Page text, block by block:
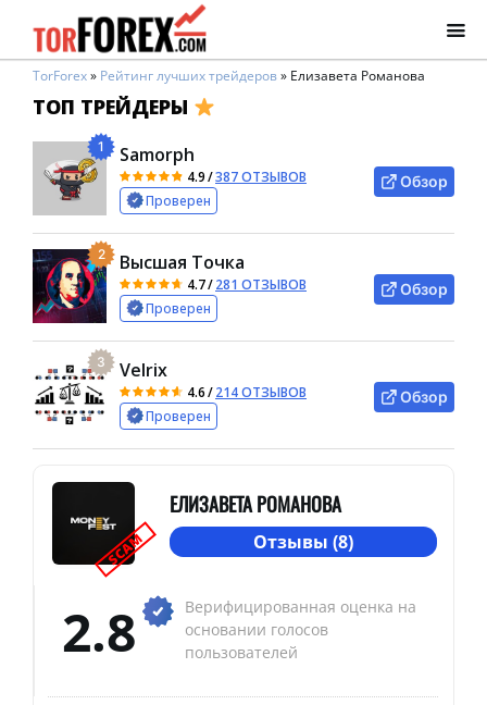
TorForex» Рейтинг лучших трейдеров» Елизавета Романова
ТОП ТРЕЙДЕРЫ
1 Samorph
4.9/387 ОТЗЫВОВ
Проверен
Обзор
2 Высшая Точка
4.7/281 ОТЗЫВОВ
Проверен
Обзор
3 Velrix
4.6/214 ОТЗЫВОВ
Проверен
Обзор
SCAM
ЕЛИЗАВЕТА РОМАНОВА
Отзывы (8)
2.8
Верифицированная оценка на
основании голосов
пользователей